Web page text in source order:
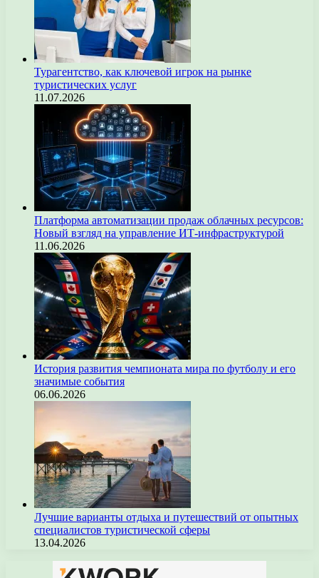
Турагентство, как ключевой игрок на рынке
туристических услуг
11.07.2026
Платформа автоматизации продаж облачных ресурсов:
Новый взгляд на управление ИТ-инфраструктурой
11.06.2026
История развития чемпионата мира по футболу и его
значимые события
06.06.2026
Лучшие варианты отдыха и путешествий от опытных
специалистов туристической сферы
13.04.2026